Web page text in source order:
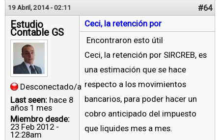
19 Abril, 2014 - 02:11 #64
Estudio
Contable GS
Desconectado/a
Last seen: hace 8
años 1 mes
Miembro desde:
23 Feb 2012 -
12:28am
Ceci, la retención por
Encontraron esto útil
Ceci, la retención por SIRCREB, es
una estimación que se hace
respecto a los movimientos
bancarios, para poder hacer un
cobro anticipado del impuesto
que liquides mes a mes.